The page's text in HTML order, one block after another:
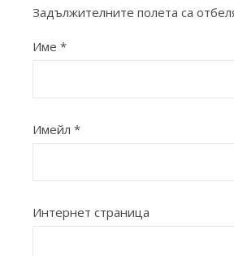
Задължителните полета са
Име *
Имейл *
Интернет страница